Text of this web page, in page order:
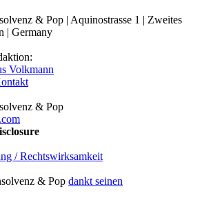
& Pop | Aquinostrasse 1 | Zweites
| Germany
Volkmann
& Pop
/ Rechtswirksamkeit
& Pop dankt seinen